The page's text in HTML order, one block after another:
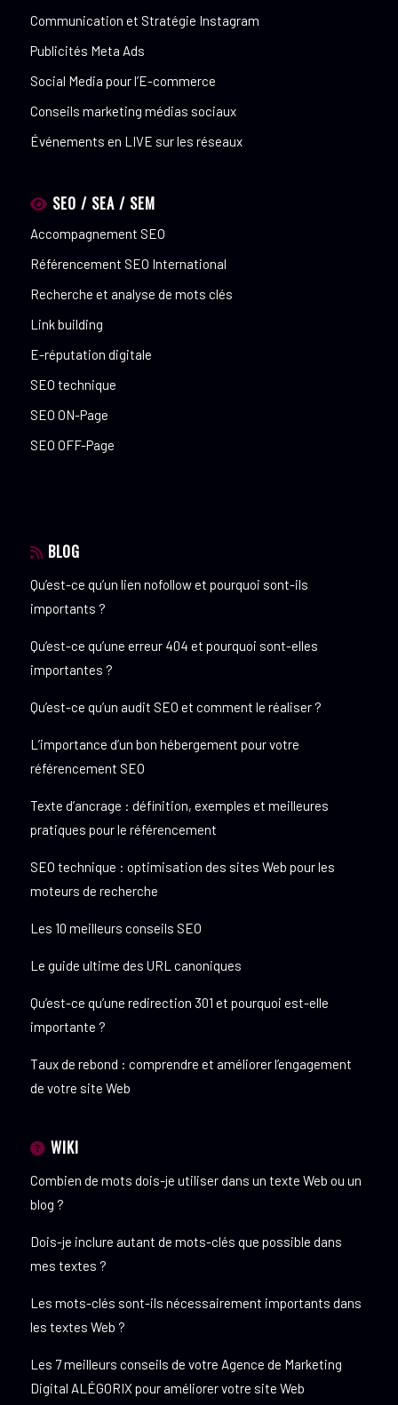
Communication et Stratégie Instagram
Publicités Meta Ads
Social Media pour l’E-commerce
Conseils marketing médias sociaux
Événements en LIVE sur les réseaux
SEO / SEA / SEM
Accompagnement SEO
Référencement SEO International
Recherche et analyse de mots clés
Link building
E-réputation digitale
SEO technique
SEO ON-Page
SEO OFF-Page
BLOG
Qu’est-ce qu’un lien nofollow et pourquoi sont-ils
importants ?
Qu’est-ce qu’une erreur 404 et pourquoi sont-elles
importantes ?
Qu’est-ce qu’un audit SEO et comment le réaliser ?
L’importance d’un bon hébergement pour votre
référencement SEO
Texte d’ancrage : définition, exemples et meilleures
pratiques pour le référencement
SEO technique : optimisation des sites Web pour les
moteurs de recherche
Les 10 meilleurs conseils SEO
Le guide ultime des URL canoniques
Qu’est-ce qu’une redirection 301 et pourquoi est-elle
importante ?
Taux de rebond : comprendre et améliorer l’engagement
de votre site Web
WIKI
Combien de mots dois-je utiliser dans un texte Web ou un
blog ?
Dois-je inclure autant de mots-clés que possible dans
mes textes ?
Les mots-clés sont-ils nécessairement importants dans
les textes Web ?
Les 7 meilleurs conseils de votre Agence de Marketing
Digital ALÉGORIX pour améliorer votre site Web